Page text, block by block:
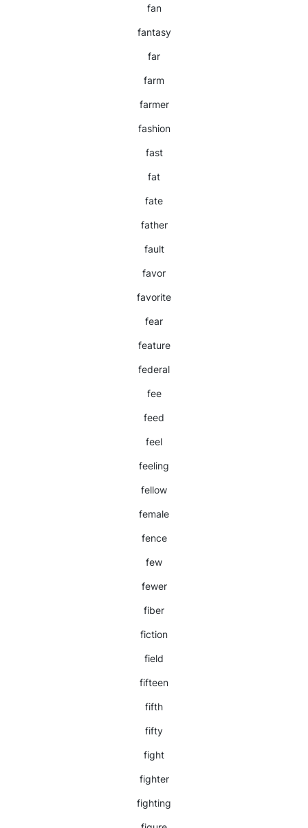
fan
fantasy
far
farm
farmer
fashion
fast
fat
fate
father
fault
favor
favorite
fear
feature
federal
fee
feed
feel
feeling
fellow
female
fence
few
fewer
fiber
fiction
field
fifteen
fifth
fifty
fight
fighter
fighting